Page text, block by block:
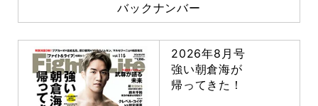
バックナンバー
2026年8月号
強い朝倉海が
帰ってきた！